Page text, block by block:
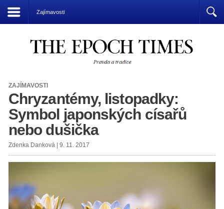
Zajímavosti
ZAJÍMAVOSTI
Chryzantémy, listopadky:
Symbol japonských císařů
nebo dušička
Zdenka Danková | 9. 11. 2017